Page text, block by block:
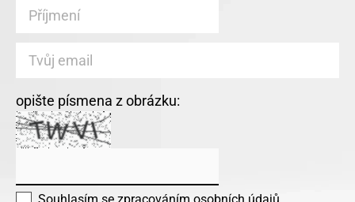
opište písmena z obrázku: